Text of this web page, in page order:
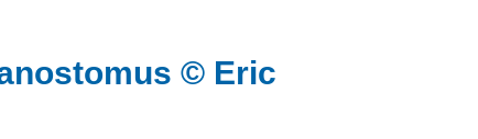
© Eric